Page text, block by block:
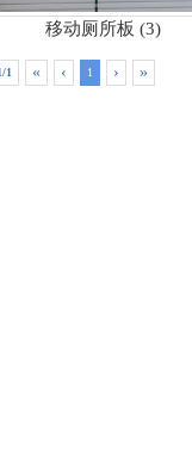
移动厕所板 (3)
1 « ‹ 1 › »